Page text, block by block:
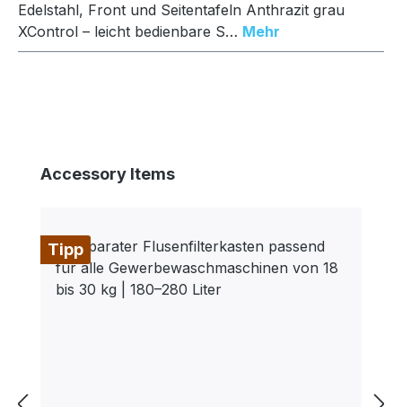
Edelstahl, Front und Seitentafeln Anthrazit grau
XControl – leicht bedienbare S… Mehr
Produktgalerie überspringen
Accessory Items
Tipp